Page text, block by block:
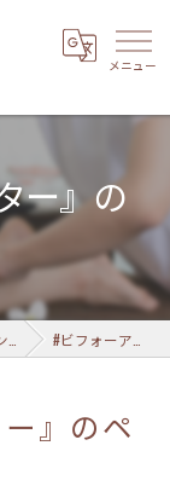
ー』の
#ビフォーアフター
』のペ